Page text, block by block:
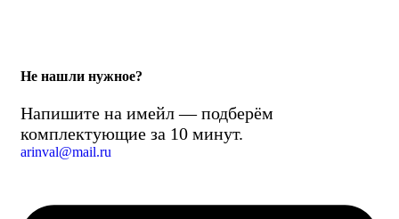
Не нашли нужное?
Напишите на имейл — подберём
комплектующие за 10 минут.
arinval@mail.ru